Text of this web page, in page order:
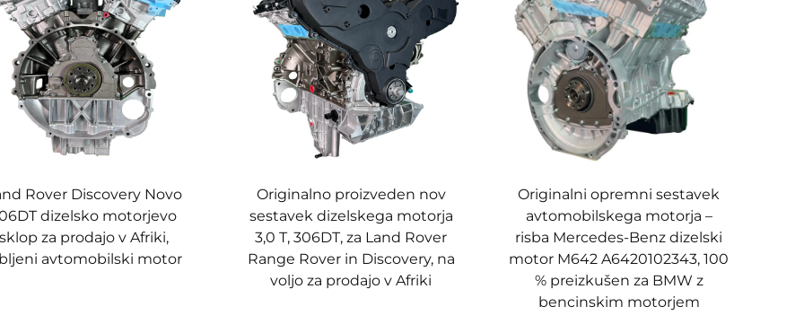
Rover Discovery Novo
dizelsko motorjevo
sklop za prodajo v Afriki,
avtomobilski motor
Originalno proizveden nov
sestavek dizelskega motorja
3,0 T, 306DT, za Land Rover
Range Rover in Discovery, na
voljo za prodajo v Afriki
Originalni opremni sestavek
avtomobilskega motorja –
risba Mercedes-Benz dizelski
motor M642 A6420102343, 100
% preizkušen za BMW z
bencinskim motorjem